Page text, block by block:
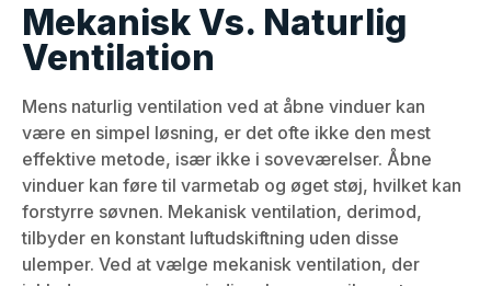
Mekanisk Vs. Naturlig
Ventilation
Mens naturlig ventilation ved at åbne vinduer kan
være en simpel løsning, er det ofte ikke den mest
effektive metode, især ikke i soveværelser. Åbne
vinduer kan føre til varmetab og øget støj, hvilket kan
forstyrre søvnen. Mekanisk ventilation, derimod,
tilbyder en konstant luftudskiftning uden disse
ulemper. Ved at vælge mekanisk ventilation, der